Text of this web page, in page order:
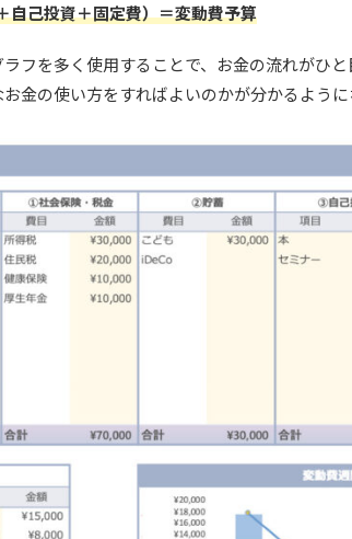
自己投資＋固定費）＝変動費予算
フを多く使用することで、お金の流れがひ
金の使い方をすればよいのかが分かるように